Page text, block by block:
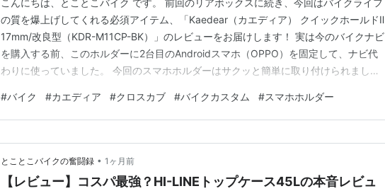
こんにちは、とことこバイク です。 前回のリアボックスに続き、今回はバイクライフ
の質を爆上げしてくれる必須アイテム、「Kaedear（カエディア） クイックホールドⅡ
17mm/改良型（KDR-M11CP-BK）」のレビューをお届けします！ 実は今のバイクナビ
を購入する前、このホルダーに2台目のAndroidスマホ（OPPO）を固定して、ナビ代
わりに使っていました。 今回のスマホホルダーはサクッと簡単に取り付けられまし
ンク 1. 取り付けは超イージー！ハンドルバーにサクッと固定 ・取り付け位置： 今回は
「ハンドルバ…
#バイク #カエディア #クロスカブ #バイクカスタム #スマホホルダー
とことこバイクの奮闘録 • 1ヶ月前
【レビュー】コスパ最強？HI-LINEトップケース45Lの本音レビュ